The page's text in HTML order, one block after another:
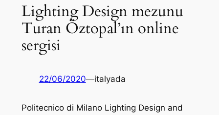
Lighting Design mezunu
Turan Öztopal’ın online
sergisi
22/06/2020—italyada
Politecnico di Milano Lighting Design and